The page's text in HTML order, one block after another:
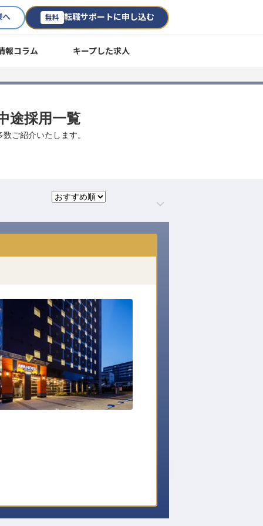
へ 無料 転職サポートに申し込む
報コラム キープした求人
途採用一覧
ご紹介いたします。